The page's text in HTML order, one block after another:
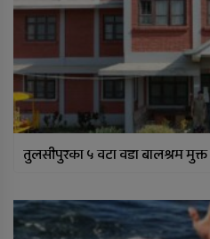
तुलसीपुरका ५ वटा वडा बालश्रम मुक्त